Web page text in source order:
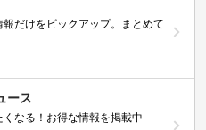
報だけをピックアップ。まとめて
ース
なる！お得な情報を掲載中